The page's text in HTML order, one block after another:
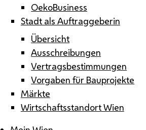
OekoBusiness
Stadt als Auftraggeberin
Übersicht
Ausschreibungen
Vertragsbestimmungen
Vorgaben für Bauprojekte
Märkte
Wirtschaftsstandort Wien